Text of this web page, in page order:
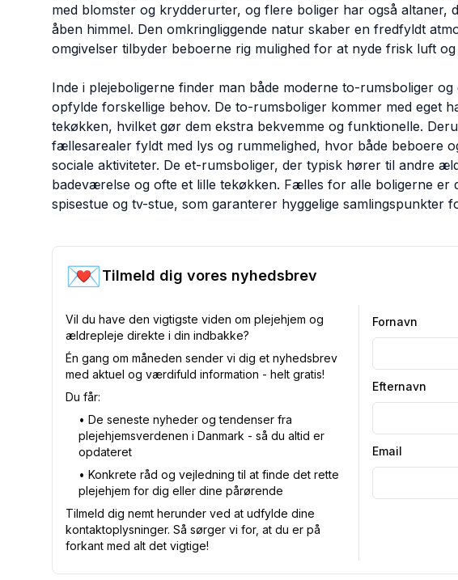
med blomster og krydderurter, og flere boliger har også altaner,
åben himmel. Den omkringliggende natur skaber en fredfyldt
omgivelser tilbyder beboerne rig mulighed for at nyde frisk luft
Inde i plejeboligerne finder man både moderne to-rumsboliger
opfylde forskellige behov. De to-rumsboliger kommer med eget
tekøkken, hvilket gør dem ekstra bekvemme og funktionelle.
fællesarealer fyldt med lys og rummelighed, hvor både beboere
sociale aktiviteter. De et-rumsboliger, der typisk hører til andre
badeværelse og ofte et lille tekøkken. Fælles for alle boligerne er
spisestue og tv-stue, som garanterer hyggelige samlingspunkter
💌Tilmeld dig vores nyhedsbrev
Vil du have den vigtigste viden om plejehjem og
ældrepleje direkte i din indbakke?
Én gang om måneden sender vi dig et nyhedsbrev
med aktuel og værdifuld information - helt gratis!
Du får:
•⁠ De seneste nyheder og tendenser fra
plejehjemsverdenen i Danmark - så du altid er
opdateret
•⁠ Konkrete råd og vejledning til at finde det rette
plejehjem for dig eller dine pårørende
Tilmeld dig nemt herunder ved at udfylde dine
kontaktoplysninger. Så sørger vi for, at du er på
forkant med alt det vigtige!
Fornavn
Efternavn
Email